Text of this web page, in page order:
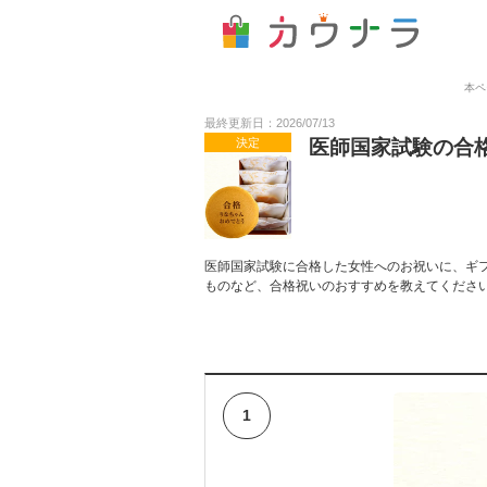
本
最終更新日：2026/07/13
決定
医師国家試験の合
医師国家試験に合格した女性へのお祝いに、
ものなど、合格祝いのおすすめを教えてくださ
1